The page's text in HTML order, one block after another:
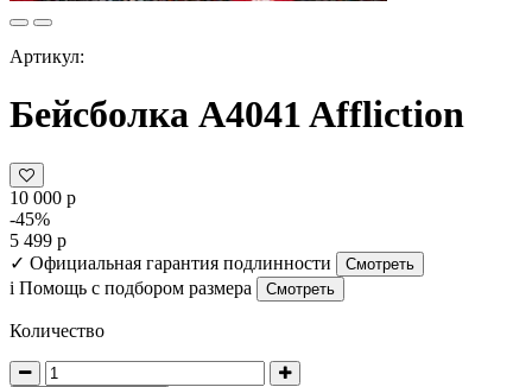
Артикул:
Бейсболка A4041 Affliction
10 000 р
-45%
5 499 р
✓ Официальная гарантия подлинности Смотреть
i Помощь с подбором размера Смотреть
Количество